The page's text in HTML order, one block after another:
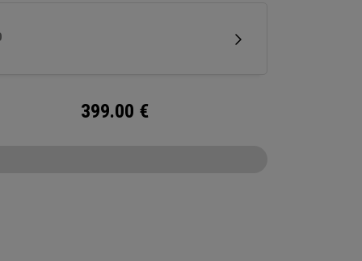
399.00 €